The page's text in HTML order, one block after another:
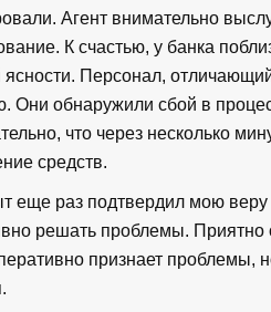
Агент внимательно
К счастью, у банка
Персонал,
Они обнаружили сбой в
что через несколько
средств.
еще раз подтвердил мою веру
решать проблемы. Приятно
признает проблемы,